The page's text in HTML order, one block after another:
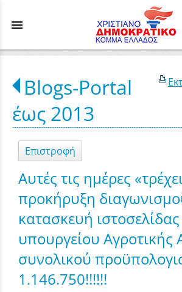
menu
Blogs-Portal
έως 2013
Επιστροφή
Αυτές τις ημέρες
προκήρυξη
κατασκευή
υπουργείου Αγροτικής
συνολικού
1.146.750!!!!!!